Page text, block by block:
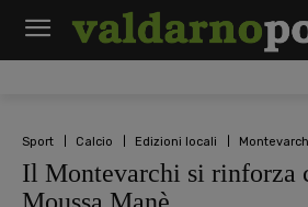
Sport Calcio Edizioni locali
Il Montevarchi si rinforza